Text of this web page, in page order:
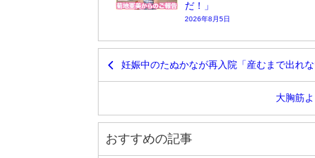
だ！」
2026年8月5日
妊娠中のたぬかなが再入院「産むまで出れ
大胸筋
おすすめの記事